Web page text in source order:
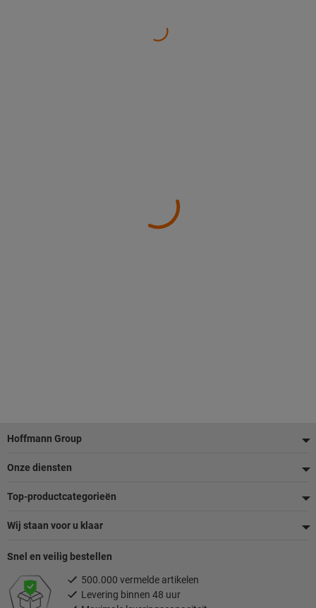
Voettekst
Hoffmann Group
Onze diensten
Top-productcategorieën
Wij staan voor u klaar
Snel en veilig bestellen
500.000 vermelde artikelen
Levering binnen 48 uur